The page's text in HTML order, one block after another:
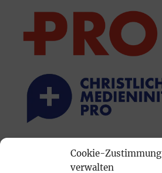
Cookie-Zustimmung
verwalten
PRINTAUSGABE